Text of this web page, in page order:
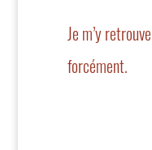
Je m’y
forcément.